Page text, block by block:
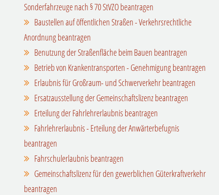
Sonderfahrzeuge nach § 70 StVZO beantragen
Baustellen auf öffentlichen Straßen - Verkehrsrechtliche
Anordnung beantragen
Benutzung der Straßenfläche beim Bauen beantragen
Betrieb von Krankentransporten - Genehmigung beantragen
Erlaubnis für Großraum- und Schwerverkehr beantragen
Ersatzausstellung der Gemeinschaftslizenz beantragen
Erteilung der Fahrlehrerlaubnis beantragen
Fahrlehrerlaubnis - Erteilung der Anwärterbefugnis
beantragen
Fahrschulerlaubnis beantragen
Gemeinschaftslizenz für den gewerblichen Güterkraftverkehr
beantragen